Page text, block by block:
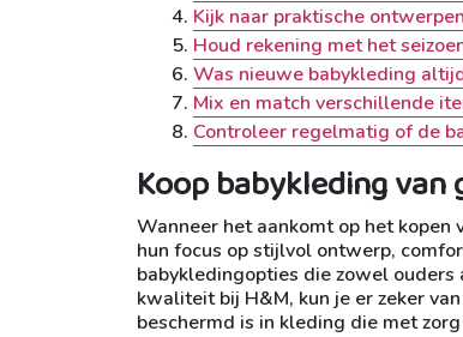
Kijk naar praktische
Houd rekening met het
Was nieuwe babykleding
Mix en match verschillende
Controleer regelmatig of de
Koop babykleding
Wanneer het aankomt op het
hun focus op stijlvol ontwerp,
babykledingopties die zowel
kwaliteit bij H&M, kun je er zeker
beschermd is in kleding die met